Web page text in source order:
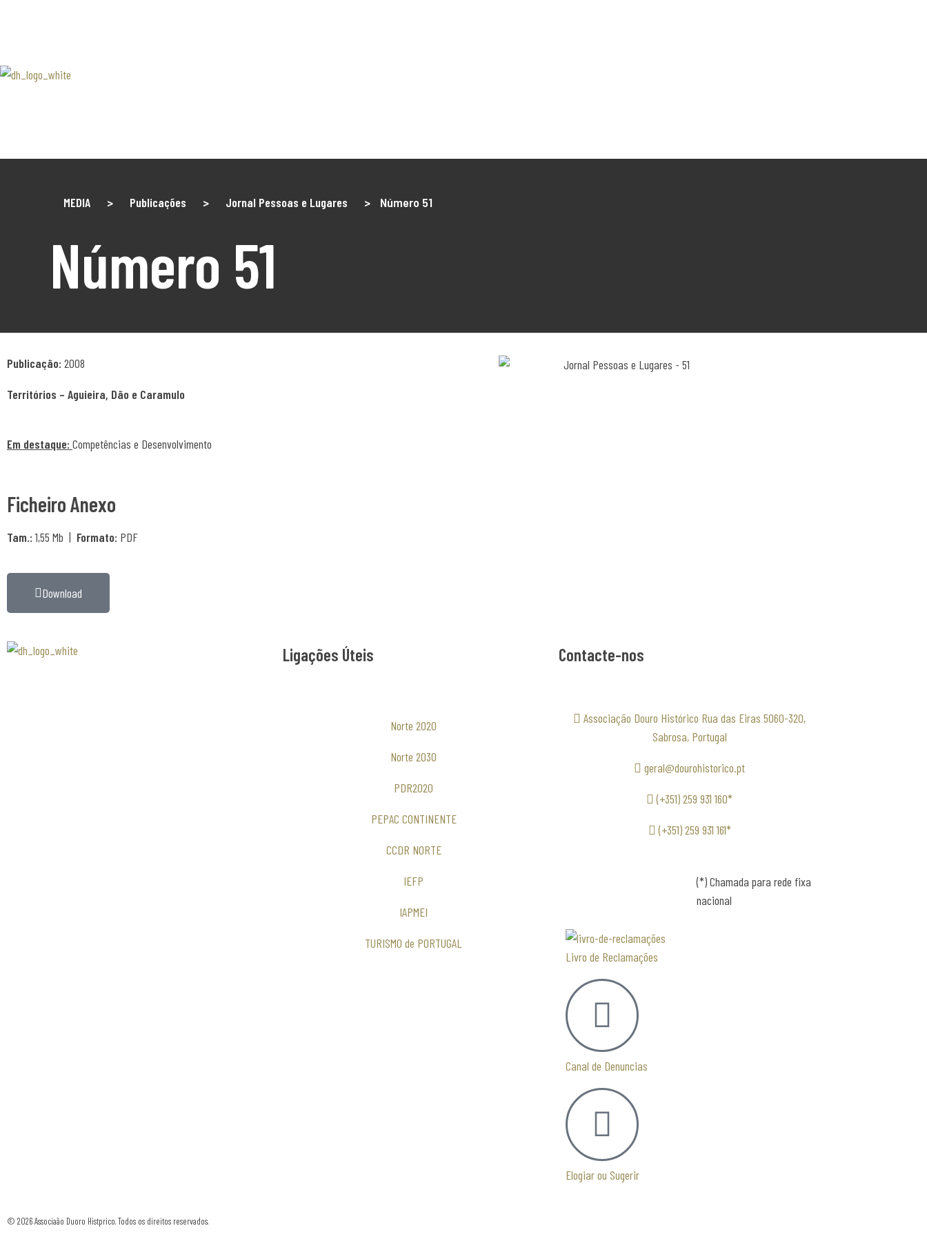
MEDIA > Publicações > Jornal Pessoas e Lugares > Número 51
Número 51
Publicação: 2008
Territórios – Aguieira, Dão e Caramulo
Em destaque: Competências e Desenvolvimento
Ficheiro Anexo
Tam.:1,55 Mb | Formato: PDF
Download
Ligações Úteis
Norte 2020
Norte 2030
PDR2020
PEPAC CONTINENTE
CCDR NORTE
IEFP
IAPMEI
TURISMO de PORTUGAL
Contacte-nos
Associação Douro Histórico Rua das Eiras 5060-320,
Sabrosa, Portugal
geral@dourohistorico.pt
(+351) 259 931 160*
(+351) 259 931 161*
(*) Chamada para rede fixa
nacional
Livro de Reclamações
Canal de Denuncias
Elogiar ou Sugerir
© 2026 Associaão Duoro Histprico. Todos os direitos reservados.